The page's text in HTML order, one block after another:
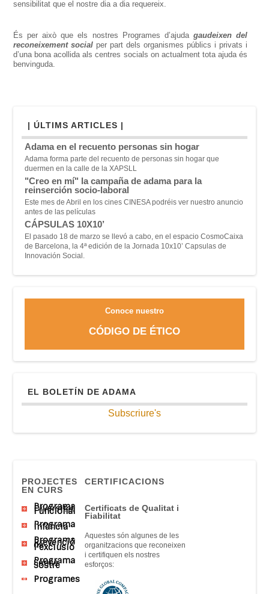
sensibilitat que el nostre dia a dia requereix.
És per això que els nostres Programes d’ajuda gaudeixen del
reconeixement social per part dels organismes públics i privats i
d’una bona acollida als centres socials on actualment tota ajuda és
benvinguda.
| ÚLTIMS ARTICLES |
Adama en el recuento personas sin hogar
Adama forma parte del recuento de personas sin hogar que
duermen en la calle de la XAPSLL
"Creo en mí" la campaña de adama para la
reinserción socio-laboral
Este mes de Abril en los cines CINESA podréis ver nuestro anuncio
antes de las películas
CÁPSULAS 10X10’
El pasado 18 de marzo se llevó a cabo, en el espacio CosmoCaixa
de Barcelona, la 4ª edición de la Jornada 10x10’ Capsulas de
Innovación Social.
Conoce nuestro
CÓDIGO DE ÉTICO
EL BOLETÍN DE ADAMA
Subscriure's
PROJECTES
EN CURS
Programa
Diversitat
Funcional
Programa
Infància
Programa
Prevenció
de
l’exclusió
Programa
Sense
Sostre
Programes
CERTIFICACIONS
Certificats de Qualitat i
Fiabilitat
Aquestes són algunes de les
organitzacions que reconeixen
i certifiquen els nostres
esforços: